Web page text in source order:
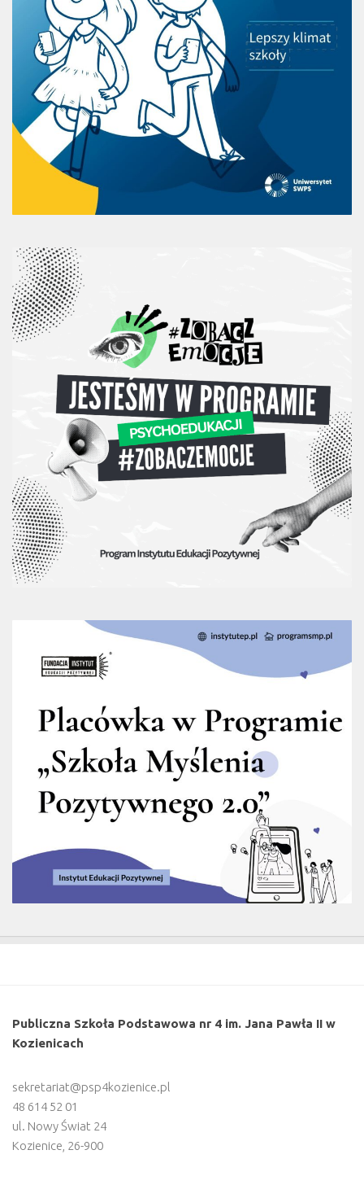
Publiczna Szkoła Podstawowa nr 4 im. Jana Pawła II w
Kozienicach
sekretariat@psp4kozienice.pl
48 614 52 01
ul. Nowy Świat 24
Kozienice 26-900